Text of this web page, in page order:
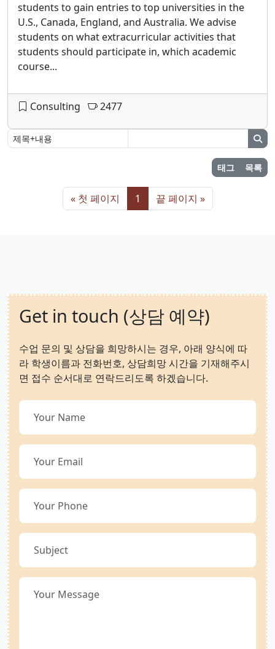
students to gain entries to top universities in the
U.S., Canada, England, and Australia. We advise
students on what extracurricular activities that
students should participate in, which academic
course...
Consulting 2477
태그 목록
« 첫 페이지 1 끝 페이지 »
Get in touch (상담 예약)
수업 문의 및 상담을 희망하시는 경우, 아래 양식에 따
라 학생이름과 전화번호, 상담희망 시간을 기재해주시
면 접수 순서대로 연락드리도록 하겠습니다.